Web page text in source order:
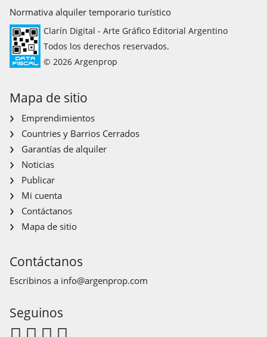
Normativa alquiler temporario turístico
Clarín Digital - Arte Gráfico Editorial Argentino
Todos los derechos reservados.
© 2026 Argenprop
Mapa de sitio
Emprendimientos
Countries y Barrios Cerrados
Garantías de alquiler
Noticias
Publicar
Mi cuenta
Contáctanos
Mapa de sitio
Contáctanos
Escribinos a info@argenprop.com
Seguinos